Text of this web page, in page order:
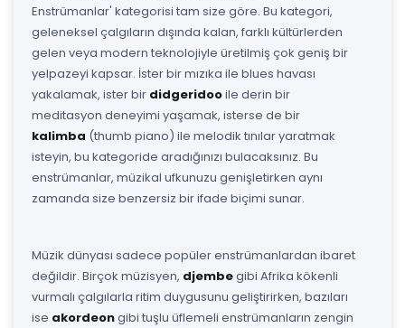
Enstrümanlar' kategorisi tam size göre. Bu kategori,
geleneksel çalgıların dışında kalan, farklı kültürlerden
gelen veya modern teknolojiyle üretilmiş çok geniş bir
yelpazeyi kapsar. İster bir mızıka ile blues havası
yakalamak, ister bir didgeridooile derin bir
meditasyon deneyimi yaşamak, isterse de bir
kalimba (thumb piano) ile melodik tınılar yaratmak
isteyin, bu kategoride aradığınızı bulacaksınız. Bu
enstrümanlar, müzikal ufkunuzu genişletirken aynı
zamanda size benzersiz bir ifade biçimi sunar.
Müzik dünyası sadece popüler enstrümanlardan ibaret
değildir. Birçok müzisyen, djembegibi Afrika kökenli
vurmalı çalgılarla ritim duygusunu geliştirirken, bazıları
ise akordeongibi tuşlu üflemeli enstrümanların zengin